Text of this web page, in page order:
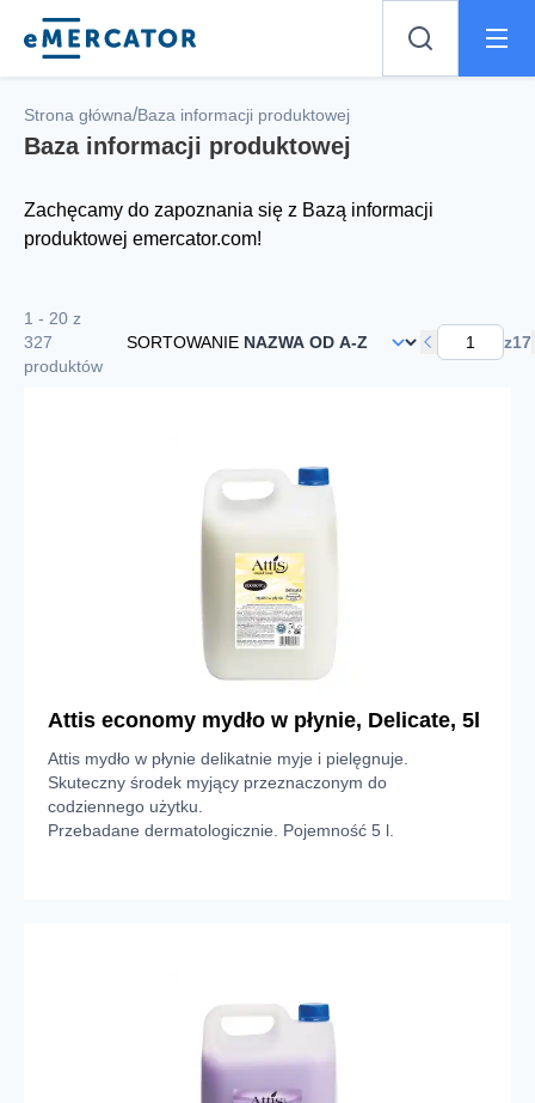
Mercator
Strona główna/Baza informacji produktowej
Baza informacji produktowej
Zachęcamy do zapoznania się z Bazą informacji
produktowej emercator.com!
1 - 20 z
327
produktów
SORTOWANIE z17
Attis economy mydło w płynie, Delicate, 5l
Attis mydło w płynie delikatnie myje i pielęgnuje.
Skuteczny środek myjący przeznaczonym do
codziennego użytku.
Przebadane dermatologicznie. Pojemność 5 l.